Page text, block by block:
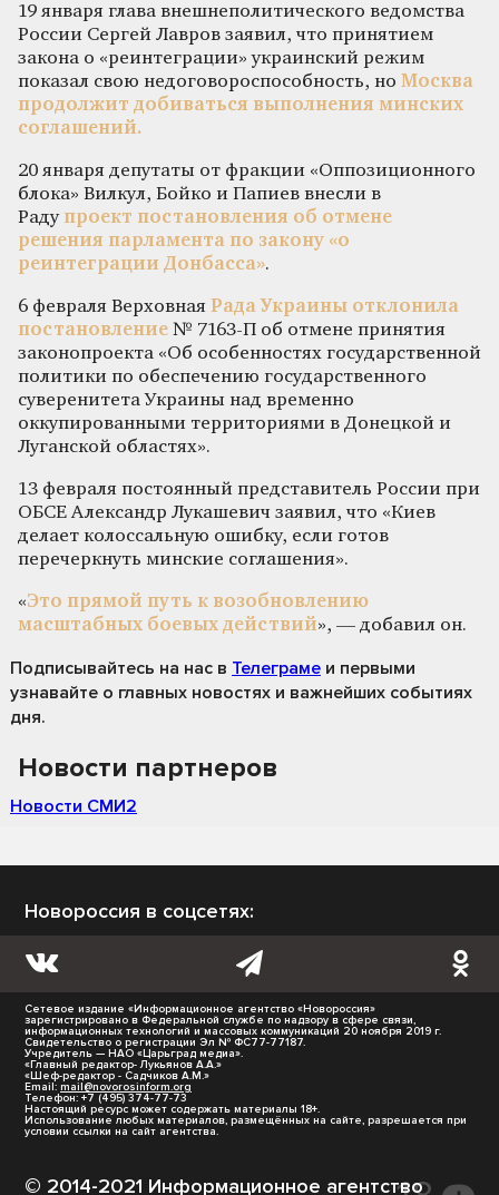
19 января глава внешнеполитического ведомства
России Сергей Лавров заявил, что принятием
закона о «реинтеграции» украинский режим
показал свою недоговороспособность, но Москва
продолжит добиваться выполнения минских
соглашений.
20 января депутаты от фракции «Оппозиционного
блока» Вилкул, Бойко и Папиев внесли в
Раду проект постановления об отмене
решения парламента по закону «о
реинтеграции Донбасса».
6 февраля Верховная Рада Украины отклонила
постановление № 7163-П об отмене принятия
законопроекта «Об особенностях государственной
политики по обеспечению государственного
суверенитета Украины над временно
оккупированными территориями в Донецкой и
Луганской областях».
13 февраля постоянный представитель России при
ОБСЕ Александр Лукашевич заявил, что «Киев
делает колоссальную ошибку, если готов
перечеркнуть минские соглашения».
«Это прямой путь к возобновлению
масштабных боевых действий», — добавил он.
Подписывайтесь на нас в Телеграме и первыми
узнавайте о главных новостях и важнейших событиях
дня.
Новости партнеров
Новости СМИ2
Новороссия в соцсетях:
Сетевое издание «Информационное агентство «Новороссия»
зарегистрировано в Федеральной службе по надзору в сфере связи,
информационных технологий и массовых коммуникаций 20 ноября 2019 г.
Свидетельство о регистрации Эл № ФС77-77187.
Учредитель — НАО «Царьград медиа».
«Главный редактор- Лукьянов А.А.»
«Шеф-редактор - Садчиков А.М.»
Email: mail@novorosinform.org
Телефон: +7 (495) 374-77-73
Настоящий ресурс может содержать материалы 18+.
Использование любых материалов, размещённых на сайте, разрешается при
условии ссылки на сайт агентства.
© 2014-2021 Информационное агентство